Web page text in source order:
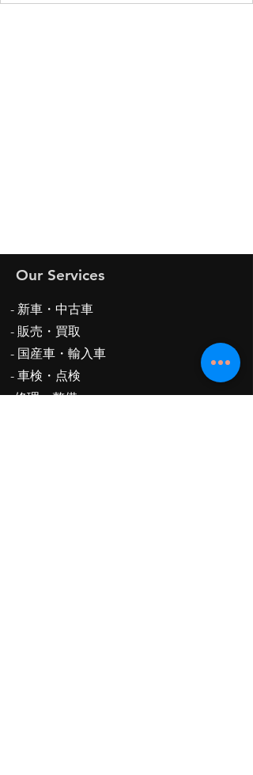
Our Services
- 新車・中古車
- 販売・買取
- 国産車・輸入車
- 車検・点検
-修理・整備